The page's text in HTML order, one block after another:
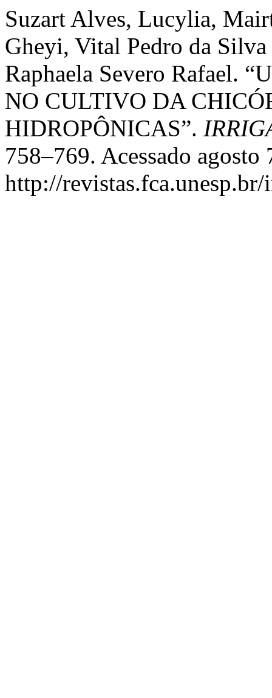
Suzart Alves, Lucylia,
Gheyi, Vital Pedro da
Raphaela Severo Rafael.
NO CULTIVO DA
HIDROPÔNICAS”.
758–769. Acessado agosto
http://